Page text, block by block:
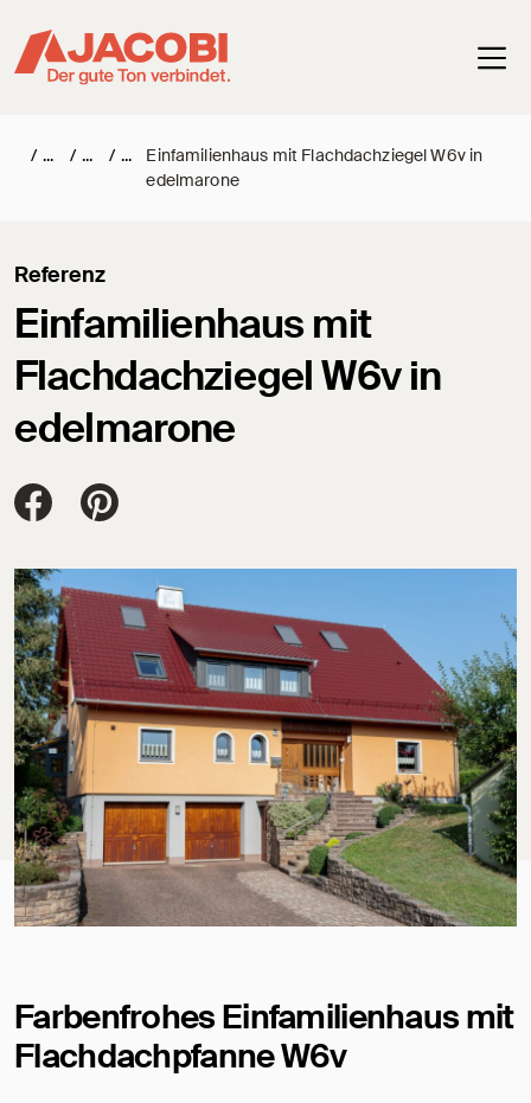
/ / /
Einfamilienhaus mit Flachdachziegel W6v in
edelmarone
Einfamilienhaus mit
Flachdachziegel W6v in
edelmarone
Referenz
Jacobi Dachziegel auf FaceBook
Jacobi Dachziegel auf Pinterest
Farbenfrohes Einfamilienhaus mit
Flachdachpfanne W6v